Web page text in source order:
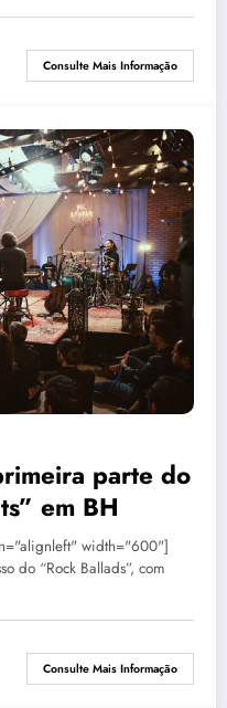
Consulte Mais Informação
parte do
em BH
width="600"]
do “Rock Ballads”, com
Consulte Mais Informação